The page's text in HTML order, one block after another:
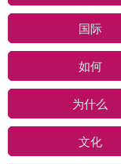
国际
如何
为什么
文化